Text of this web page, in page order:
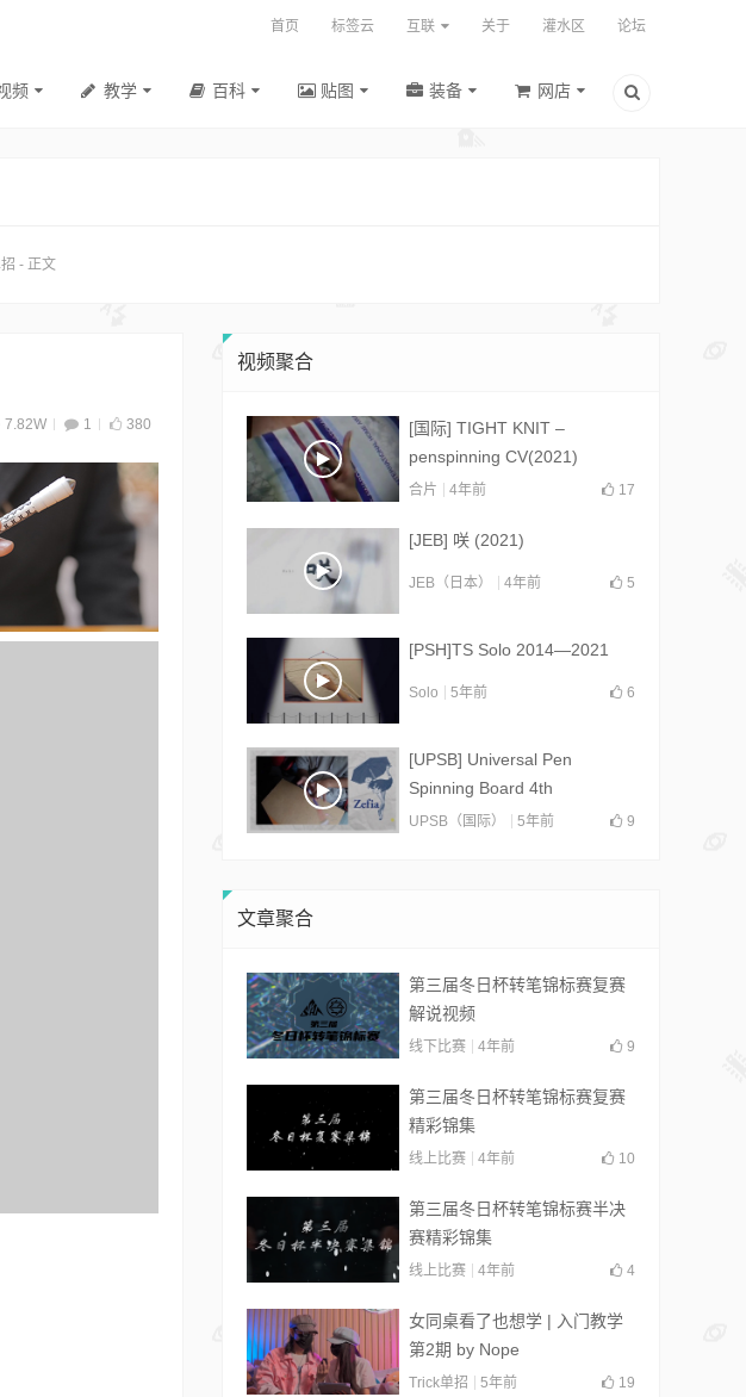
首页 标签云 互联 关于 灌水区 论坛
频 教学 百科 贴图 装备 网店
- 正文
7.82W 1 380
视频聚合
[国际] TIGHT KNIT –
penspinning CV(2021)
合片 4年前 17
[JEB] 咲 (2021)
JEB（日本） 4年前 5
[PSH]TS Solo 2014—2021
Solo 5年前 6
[UPSB] Universal Pen
Spinning Board 4th
Collab(2021)
UPSB（国际） 5年前 9
文章聚合
第三届冬日杯转笔锦标赛复赛
解说视频
线下比赛 4年前 9
第三届冬日杯转笔锦标赛复赛
精彩锦集
线上比赛 4年前 10
第三届冬日杯转笔锦标赛半决
赛精彩锦集
线上比赛 4年前 4
女同桌看了也想学 | 入门教学
第2期 by Nope
Trick单招 5年前 19